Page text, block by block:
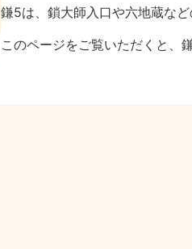
鎌5は、鎖大師入口や六地蔵な
このページをご覧いただくと、